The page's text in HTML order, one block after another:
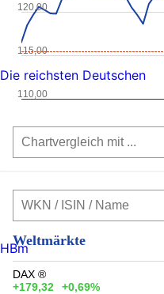
110,00
115,00
120,00
Weltmärkte
DAX ®
+179,32
+0,69%
Die reichsten Deutschen
HBm